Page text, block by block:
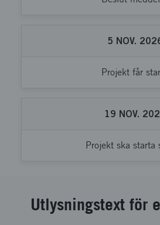
5 NOV.
Projekt får
19 NOV.
Projekt ska starta
Utlysningstext för